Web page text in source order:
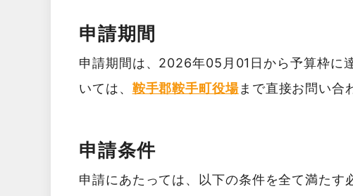
申請期間
申請期間は、2026年05月01日から予算枠に
いては、 鞍手郡鞍手町役場まで直接お問い合
申請条件
申請にあたっては、以下の条件を全て満たす